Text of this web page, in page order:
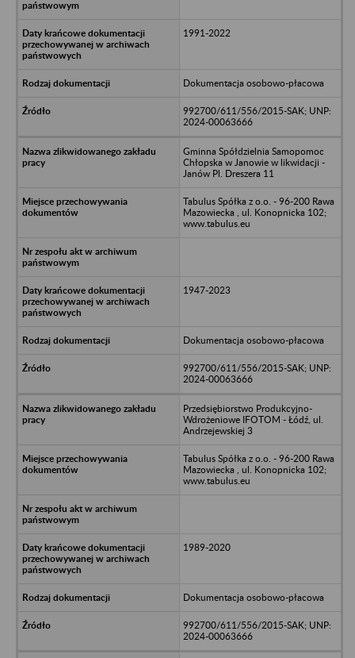
1991-2022
Dokumentacja osobowo-płacowa
992700/611/556/2015-SAK; UNP:
2024-00063666
Gminna Spółdzielnia Samopomoc
Chłopska w Janowie w likwidacji -
Janów Pl. Dreszera 11
Tabulus Spółka z o.o. - 96-200 Rawa
Mazowiecka , ul. Konopnicka 102;
www.tabulus.eu
1947-2023
Dokumentacja osobowo-płacowa
992700/611/556/2015-SAK; UNP:
2024-00063666
Przedsiębiorstwo Produkcyjno-
Wdrożeniowe IFOTOM - Łódź, ul.
Andrzejewskiej 3
Tabulus Spółka z o.o. - 96-200 Rawa
Mazowiecka , ul. Konopnicka 102;
www.tabulus.eu
1989-2020
Dokumentacja osobowo-płacowa
992700/611/556/2015-SAK; UNP:
2024-00063666